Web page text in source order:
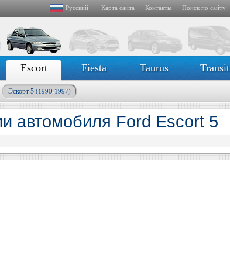
Русский Карта сайта Контакты Поиск по сайту
Escort Fiesta Taurus Transit
Эскорт 5 (1990-1997)
автомобиля Ford Escort 5